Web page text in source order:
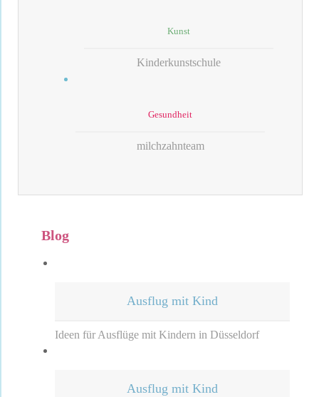
Kunst
Kinderkunstschule
Gesundheit
milchzahnteam
Blog
Ausflug mit Kind
Ideen für Ausflüge mit Kindern in Düsseldorf
Ausflug mit Kind